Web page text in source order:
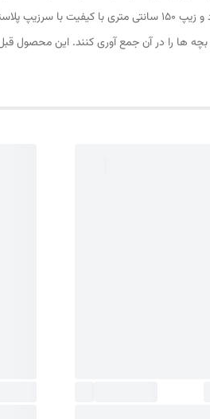
پنجره توری تهویه ای مناسب برای فرزند دلبندتان به
بچه ها را در آن جمع آوری کنند. این